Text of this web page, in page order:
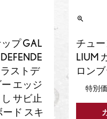
プ GAL
ストデ
エッジ
サビ止
ド スキ
チュ
LIUM
ロン
特別